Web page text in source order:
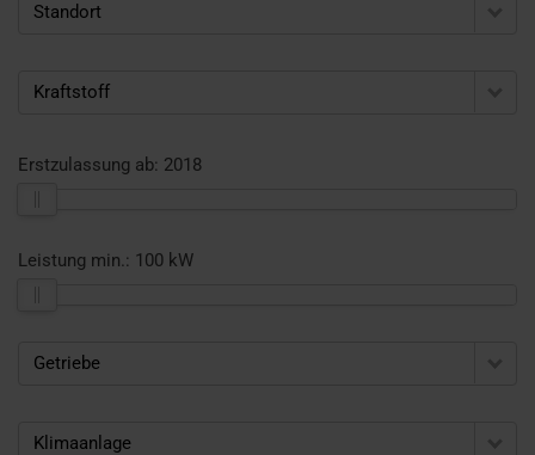
Standort
Kraftstoff
Erstzulassung ab: 2018
Leistung min.: 100 kW
Getriebe
Klimaanlage